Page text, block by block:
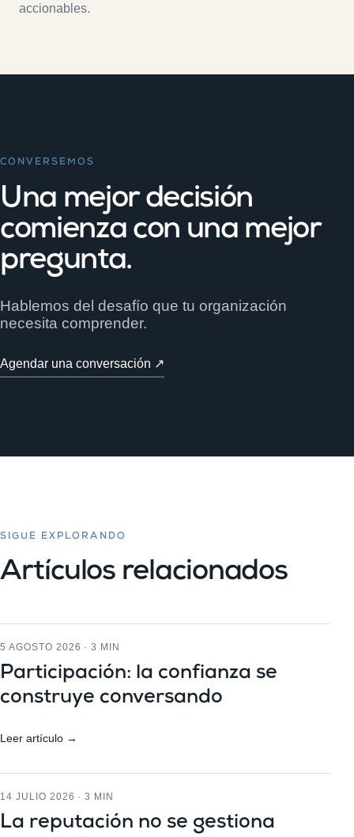
accionables.
CONVERSEMOS
Una mejor decisión
comienza con una mejor
pregunta.
Hablemos del desafío que tu organización
necesita comprender.
Agendar una conversación ↗
SIGUE EXPLORANDO
Artículos relacionados
5 AGOSTO 2026 · 3 MIN
Participación: la confianza se
construye conversando
Leer artículo →
14 JULIO 2026 · 3 MIN
La reputación no se gestiona